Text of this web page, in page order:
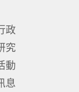
政
究
動
息